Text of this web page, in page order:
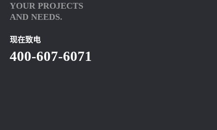
YOUR PROJECTS
AND NEEDS.
现在致电
400-607-6071